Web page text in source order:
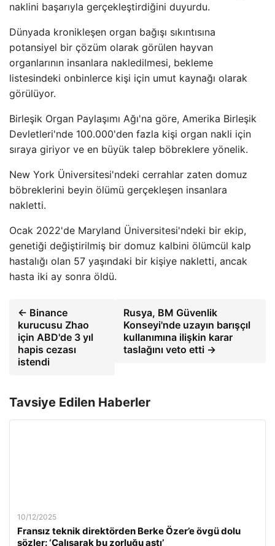
naklini başarıyla gerçekleştirdiğini duyurdu.
Dünyada kronikleşen organ bağışı sıkıntısına
potansiyel bir çözüm olarak görülen hayvan
organlarının insanlara nakledilmesi, bekleme
listesindeki onbinlerce kişi için umut kaynağı olarak
görülüyor.
Birleşik Organ Paylaşımı Ağı'na göre, Amerika Birleşik
Devletleri'nde 100.000'den fazla kişi organ nakli için
sıraya giriyor ve en büyük talep böbreklere yönelik.
New York Üniversitesi'ndeki cerrahlar zaten domuz
böbreklerini beyin ölümü gerçekleşen insanlara
nakletti.
Ocak 2022'de Maryland Üniversitesi'ndeki bir ekip,
genetiği değiştirilmiş bir domuz kalbini ölümcül kalp
hastalığı olan 57 yaşındaki bir kişiye nakletti, ancak
hasta iki ay sonra öldü.
← Binance
kurucusu Zhao
için ABD'de 3 yıl
hapis cezası
istendi
Rusya, BM Güvenlik
Konseyi'nde uzayın barışçıl
kullanımına ilişkin karar
taslağını veto etti →
Tavsiye Edilen Haberler
10/12/2025
Fransız teknik direktörden Berke Özer’e övgü dolu
sözler: ‘Çalışarak bu zorluğu aştı’